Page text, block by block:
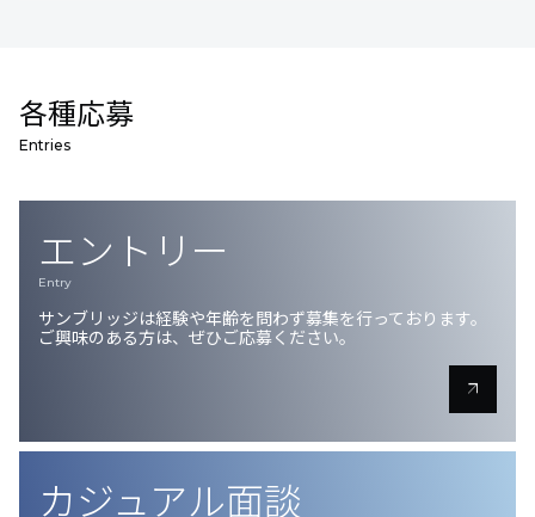
各種応募
Entries
エントリー
Entry
サンブリッジは経験や年齢を問わず募集を行っております。
ご興味のある方は、ぜひご応募ください。
arrow_outward
カジュアル面談